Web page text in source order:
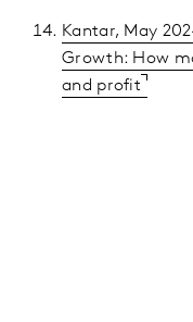
Kantar, May
Growth: How
and profit